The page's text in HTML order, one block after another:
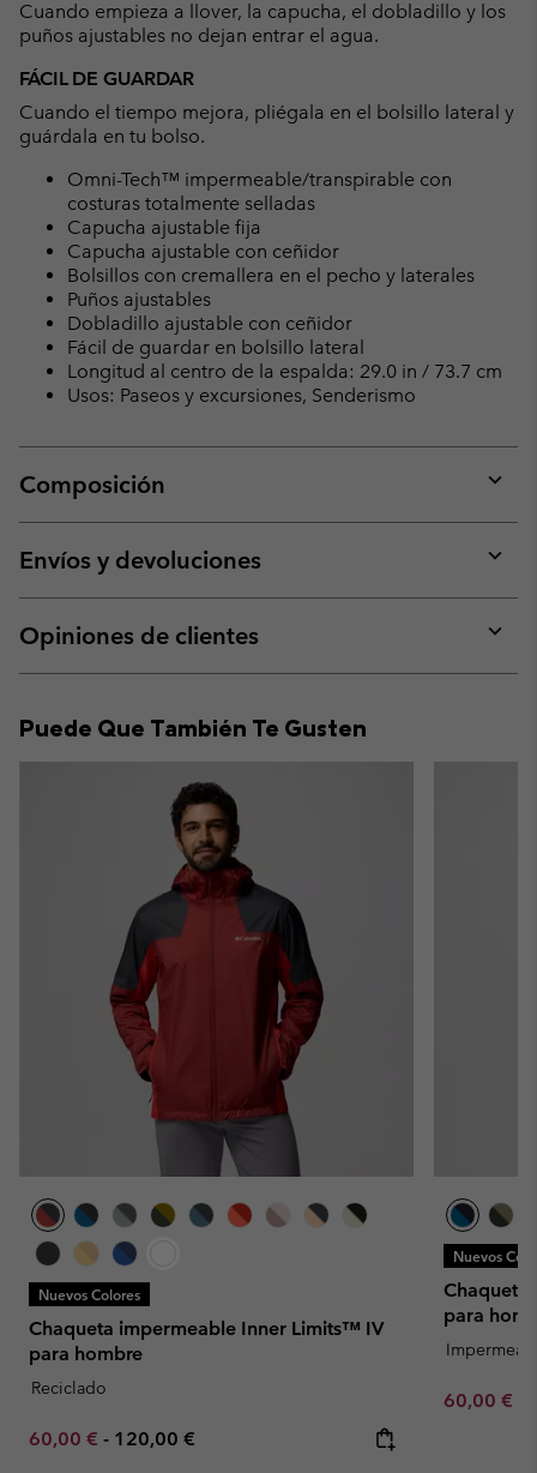
Cuando empieza a llover, la capucha, el dobladillo y los
puños ajustables no dejan entrar el agua.
FÁCIL DE GUARDAR
Cuando el tiempo mejora, pliégala en el bolsillo lateral y
guárdala en tu bolso.
Omni-Tech™ impermeable/transpirable con
costuras totalmente selladas
Capucha ajustable fija
Capucha ajustable con ceñidor
Bolsillos con cremallera en el pecho y laterales
Puños ajustables
Dobladillo ajustable con ceñidor
Fácil de guardar en bolsillo lateral
Longitud al centro de la espalda: 29.0 in / 73.7 cm
Usos: Paseos y excursiones, Senderismo
Composición
or
Envíos y devoluciones
or
Opiniones de clientes
or
Puede Que También Te Gusten
Nuevos Colores
Chaqueta impermeable Inner Limits™ IV
para hombre
Reciclado
Minimum sale price:
60,00 € - Maximum price:
120,00 €
Nuevos
para
Minimum
60,00 €